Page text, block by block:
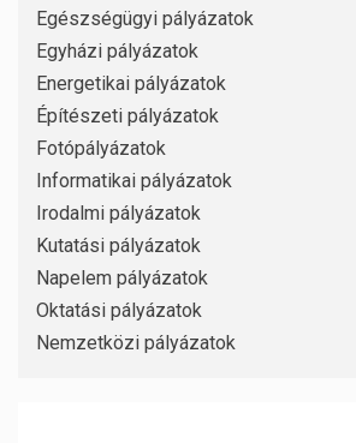
Egészségügyi pályázatok
Egyházi pályázatok
Energetikai pályázatok
Építészeti pályázatok
Fotópályázatok
Informatikai pályázatok
Irodalmi pályázatok
Kutatási pályázatok
Napelem pályázatok
Oktatási pályázatok
Nemzetközi pályázatok